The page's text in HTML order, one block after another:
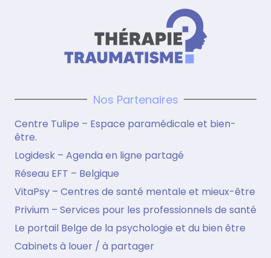
Nos Partenaires
Centre Tulipe – Espace paramédicale et bien-
être.
Logidesk – Agenda en ligne partagé
Réseau EFT – Belgique
VitaPsy – Centres de santé mentale et mieux-être
Privium – Services pour les professionnels de santé
Le portail Belge de la psychologie et du bien être
Cabinets à louer / à partager